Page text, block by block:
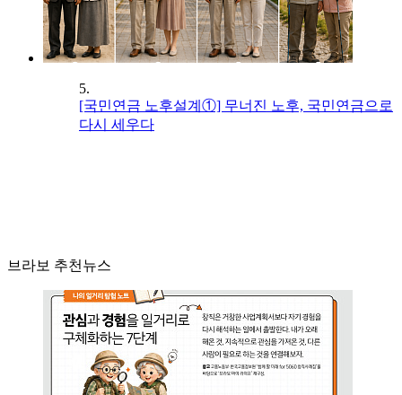
5.
[국민연금 노후설계①] 무너진 노후, 국민연금으로
다시 세우다
브라보 추천뉴스